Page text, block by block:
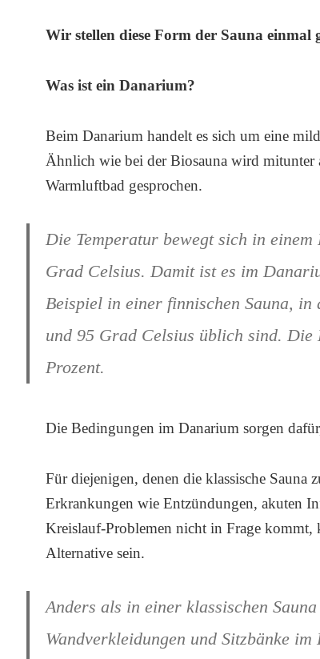
Wir stellen diese Form der Sauna einmal
Was ist ein Danarium?
Beim Danarium handelt es sich um eine
Ähnlich wie bei der Biosauna wird mitunter
Warmluftbad gesprochen.
Die Temperatur bewegt sich in einem
Grad Celsius. Damit ist es im
Beispiel in einer finnischen Sauna, in
und 95 Grad Celsius üblich sind.
Prozent.
Die Bedingungen im Danarium sorgen
Für diejenigen, denen die klassische Sauna
Erkrankungen wie Entzündungen, akuten
Kreislauf-Problemen nicht in Frage kommt,
Alternative sein.
Anders als in einer klassischen
Wandverkleidungen und Sitzbänke